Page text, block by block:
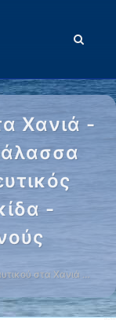
Χανιά -
-
στα Χανιά …